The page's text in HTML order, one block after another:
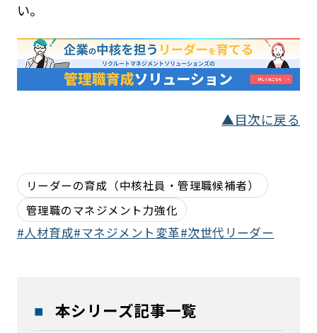
い。
▲目次に戻る
リーダーの育成（中核社員・管理職候補者）
管理職のマネジメント力強化
人材育成 マネジメント変革 次世代リーダー
本シリーズ記事一覧